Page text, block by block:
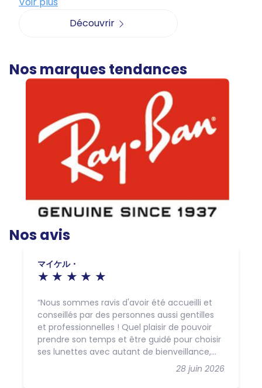
Découvrir
Nos marques tendances
Nos avis
マイケル・
28 juin 2026
Nous sommes ravis d'avoir été accueilli et
conseillés par des personnes aussi gentilles
et professionnelles ! Quel plaisir de pouvoir
prendre son temps et être guidé pour choisir
ses lunettes avec autant de bienveillance,
c'est rare ! Merci encore pour votre aide